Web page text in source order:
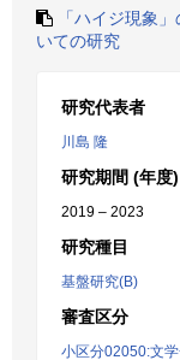
「ハイジ現象
いての研究
研究代表者
川島 隆
研究期間 (年度)
2019 – 2023
研究種目
基盤研究(B)
審査区分
小区分02050:文